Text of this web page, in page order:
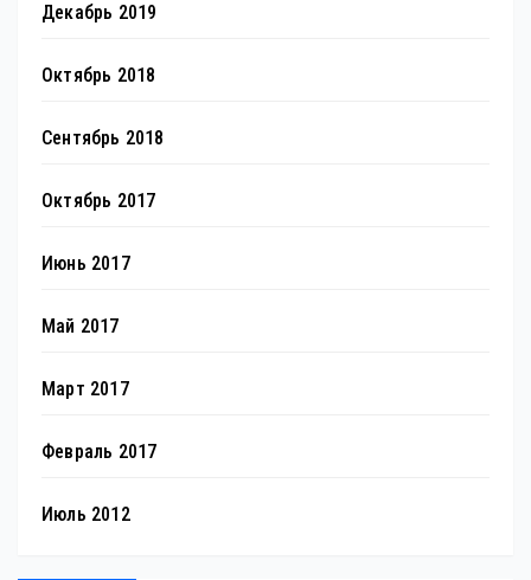
Декабрь 2019
Октябрь 2018
Сентябрь 2018
Октябрь 2017
Июнь 2017
Май 2017
Март 2017
Февраль 2017
Июль 2012